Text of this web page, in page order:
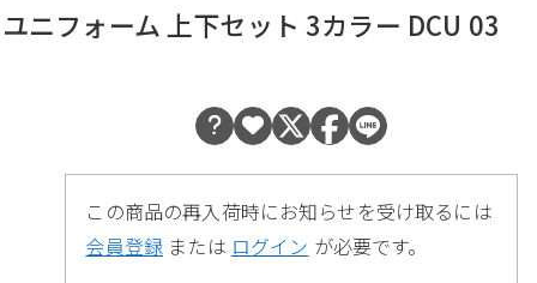
ニフォーム 上下セット 3カラー DCU 03
この商品の再入荷時にお知らせを受け取るには
会員登録 または ログイン が必要です。